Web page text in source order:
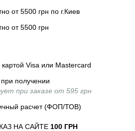
от 5500 грн по г.Киев
от 5500 грн
Visa или Mastercard
получении
при заказе от 595 грн
расчет (ФОП/ТОВ)
НА САЙТЕ 100 ГРН